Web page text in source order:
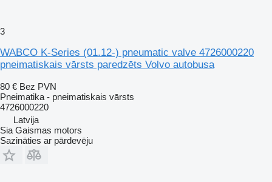
3
WABCO K-Series (01.12-) pneumatic valve 4726000220
pneimatiskais vārsts paredzēts Volvo autobusa
80 € Bez PVN
Pneimatika - pneimatiskais vārsts
4726000220
Latvija
Sia Gaismas motors
Sazināties ar pārdevēju